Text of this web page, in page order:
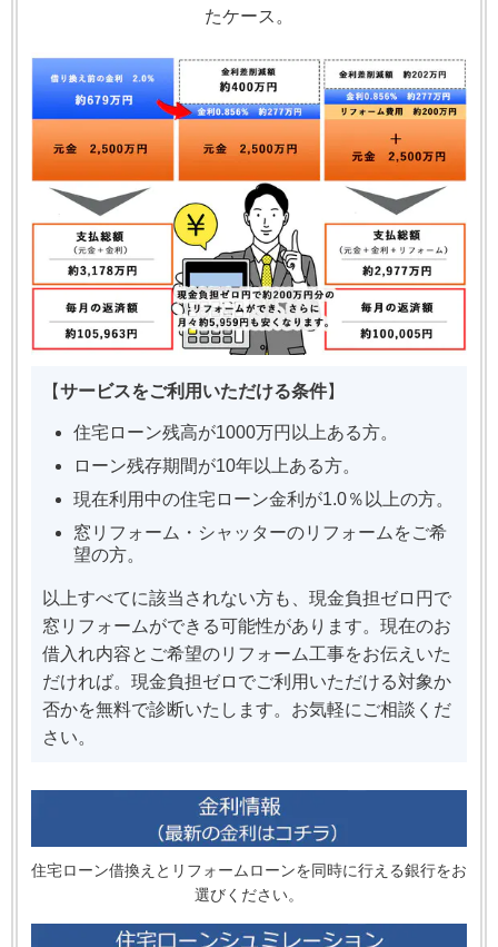
たケース。
【サービスをご利用いただける条件】
住宅ローン残高が1000万円以上ある方。
ローン残存期間が10年以上ある方。
現在利用中の住宅ローン金利が1.0％以上の方。
窓リフォーム・シャッターのリフォームをご希
望の方。
以上すべてに該当されない方も、現金負担ゼロ円で
窓リフォームができる可能性があります。現在のお
借入れ内容とご希望のリフォーム工事をお伝えいた
だければ。現金負担ゼロでご利用いただける対象か
否かを無料で診断いたします。お気軽にご相談くだ
さい。
住宅ローン借換えとリフォームローンを同時に行える銀行をお
選びください。